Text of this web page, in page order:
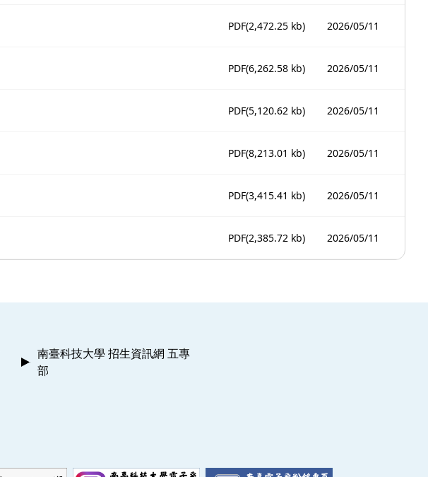
PDF(2,472.25 kb) 2026/05/11
PDF(6,262.58 kb) 2026/05/11
PDF(5,120.62 kb) 2026/05/11
PDF(8,213.01 kb) 2026/05/11
PDF(3,415.41 kb) 2026/05/11
PDF(2,385.72 kb) 2026/05/11
南臺科技大學 招生資訊網 五專
部